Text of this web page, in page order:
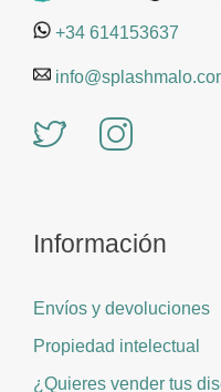
+34 614153637
Información
Envíos y devoluciones
Propiedad intelectual
¿Quieres vender tus